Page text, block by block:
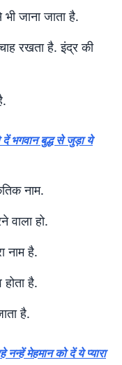
जाना जाता है.
रखता है. इंद्र की
भगवान बुद्ध से जुड़ा ये
नाम.
हो.
नाम है.
है.
है.
मेहमान को दें ये प्यारा